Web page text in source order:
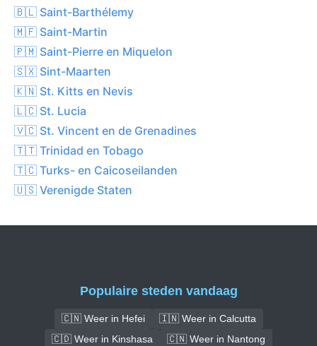
🇧🇱 Saint-Barthélemy
🇲🇫 Saint-Martin
🇵🇲 Saint-Pierre en Miquelon
🇸🇽 Sint-Maarten
🇰🇳 St. Kitts en Nevis
🇱🇨 St. Lucia
🇻🇨 St. Vincent en de Grenadines
🇹🇹 Trinidad en Tobago
🇹🇨 Turks- en Caicoseilanden
🇺🇸 Verenigde Staten
Populaire steden vandaag
🇨🇳 Weer in Hefei
🇮🇳 Weer in Calcutta
🇨🇩 Weer in Kinshasa
🇨🇳 Weer in Nantong